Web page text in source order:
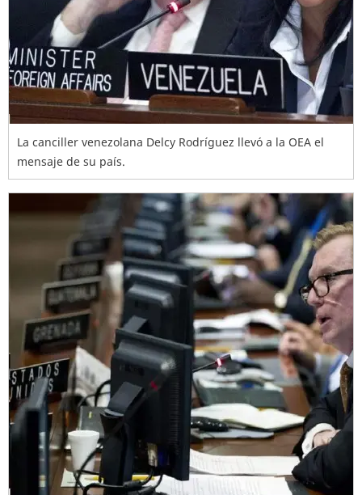
La canciller venezolana Delcy Rodríguez llevó a la OEA el
mensaje de su país.